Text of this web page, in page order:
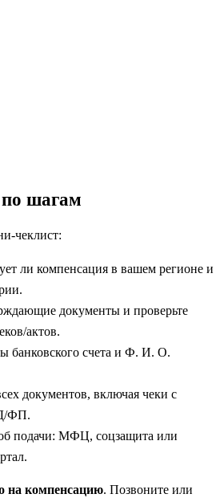
шагам
чеклист:
ли компенсация в вашем регионе и
документы и проверьте
актов.
банковского счета и Ф. И. О.
документов, включая чеки с
ФП.
подачи: МФЦ, соцзащита или
на компенсацию. Позвоните или